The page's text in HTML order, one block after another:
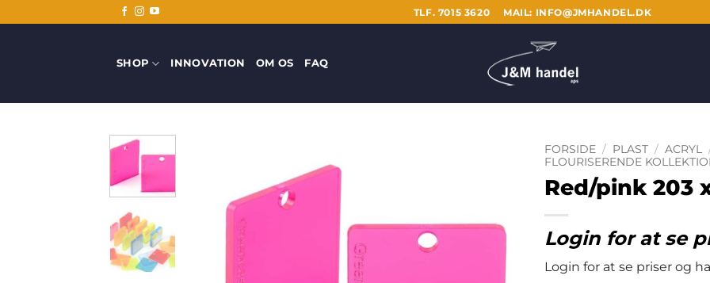
til
TLF. 7015 3620 MAIL: INFO@JMHANDEL.DK
SHOP INNOVATION OM OS FAQ
FORSIDE / PLAST / ACRYL
FLOURISERENDE
Red/pink 203
Login for at se
Login for at se priser og